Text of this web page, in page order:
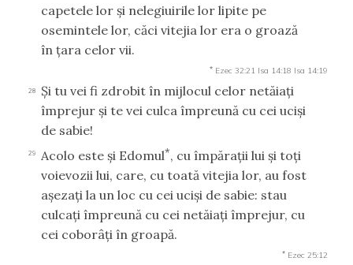
capetele lor şi nelegiuirile lor lipite pe
osemintele lor, căci vitejia lor era o groază
în ţara celor vii.
* Ezec 32:21 Isa 14:18 Isa 14:19
28
Şi tu vei fi zdrobit în mijlocul celor netăiaţi
împrejur şi te vei culca împreună cu cei ucişi
de sabie!
29 Acolo este şi Edomul*, cu împăraţii lui şi toţi
voievozii lui, care, cu toată vitejia lor, au fost
aşezaţi la un loc cu cei ucişi de sabie: stau
culcaţi împreună cu cei netăiaţi împrejur, cu
cei coborâţi în groapă.
* Ezec 25:12